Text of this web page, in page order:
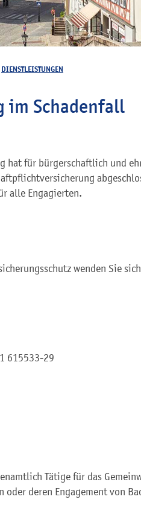
DIENSTLEISTUNGEN
im Schadenfall
hat für bürgerschaftlich und
alle Engagierten.
wenden Sie
615533-29
Tätige für das
deren Engagement von